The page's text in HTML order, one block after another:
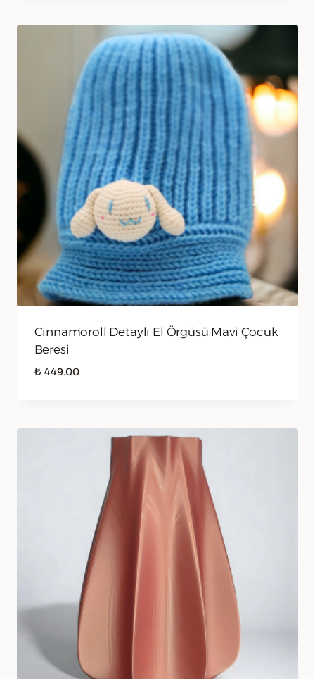
Cinnamoroll Detaylı El Örgüsü Mavi Çocuk
Beresi
₺449.00